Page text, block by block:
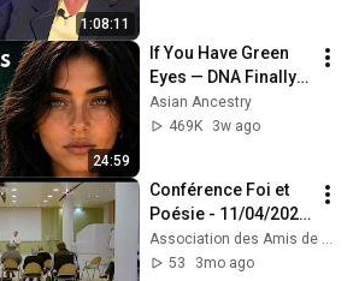
1:08:11
24:59
If You Have Green
Eyes — DNA Finally
Revealed Where
They Really Come
Asian Ancestry
469K
3w ago
Conférence Foi et
Poésie - 11/04/2026
- Paris
Association des Amis de Philippe Mac Leod
53
3mo ago